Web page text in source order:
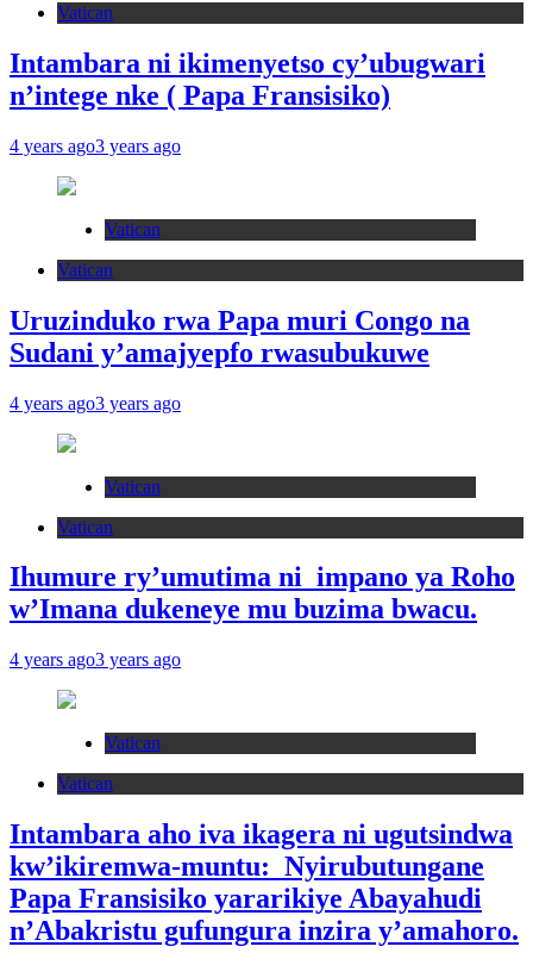
Vatican
Intambara ni ikimenyetso cy’ubugwari
n’intege nke ( Papa Fransisiko)
4 years ago3 years ago
Vatican
Vatican
Uruzinduko rwa Papa muri Congo na
Sudani y’amajyepfo rwasubukuwe
4 years ago3 years ago
Vatican
Vatican
Ihumure ry’umutima ni impano ya Roho
w’Imana dukeneye mu buzima bwacu.
4 years ago3 years ago
Vatican
Vatican
Intambara aho iva ikagera ni ugutsindwa
kw’ikiremwa-muntu: Nyirubutungane
Papa Fransisiko yararikiye Abayahudi
n’Abakristu gufungura inzira y’amahoro.